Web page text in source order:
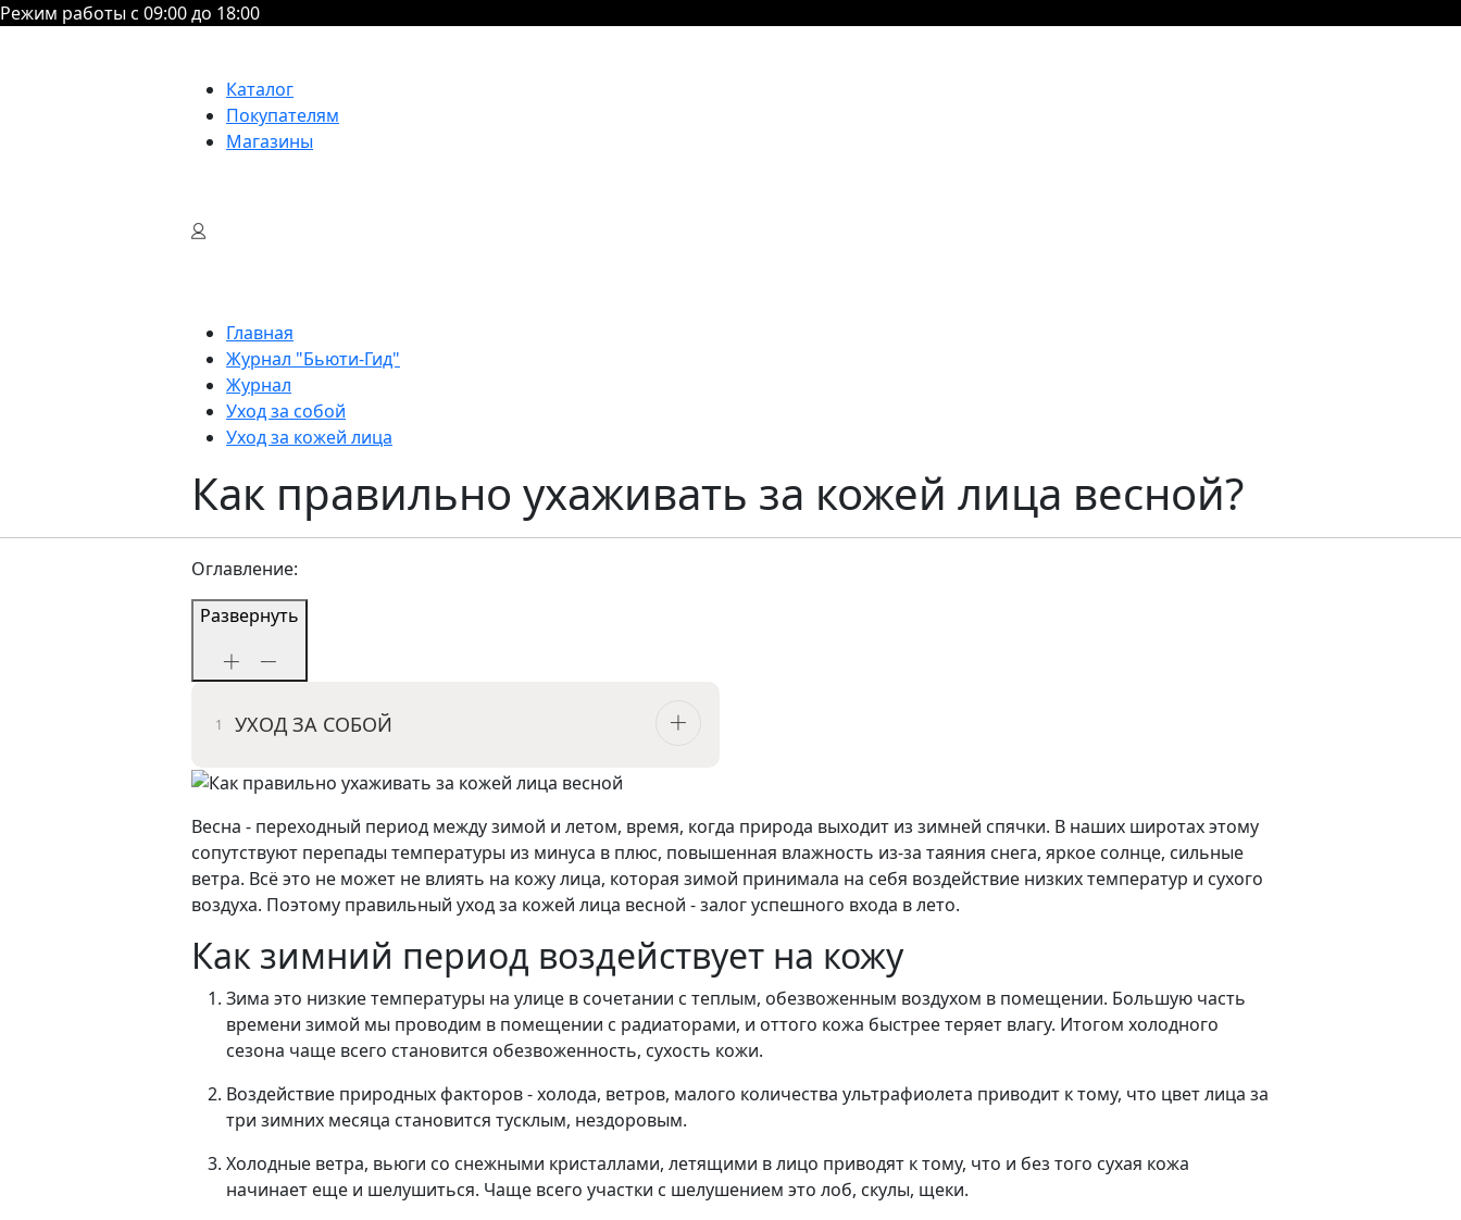
Режим работы с 09:00 до 18:00
Каталог
Покупателям
Магазины
Главная
Журнал "Бьюти-Гид"
Журнал
Уход за собой
Уход за кожей лица
Как правильно ухаживать за кожей лица весной?
Оглавление:
Развернуть
УХОД ЗА СОБОЙ
Весна - переходный период между зимой и летом, время, когда природа выходит из зимней спячки. В наших широтах этому
сопутствуют перепады температуры из минуса в плюс, повышенная влажность из-за таяния снега, яркое солнце, сильные
ветра. Всё это не может не влиять на кожу лица, которая зимой принимала на себя воздействие низких температур и сухого
воздуха. Поэтому правильный уход за кожей лица весной - залог успешного входа в лето.
Как зимний период воздействует на кожу
Зима это низкие температуры на улице в сочетании с теплым, обезвоженным воздухом в помещении. Большую часть
времени зимой мы проводим в помещении с радиаторами, и оттого кожа быстрее теряет влагу. Итогом холодного
сезона чаще всего становится обезвоженность, сухость кожи.
Воздействие природных факторов - холода, ветров, малого количества ультрафиолета приводит к тому, что цвет лица за
три зимних месяца становится тусклым, нездоровым.
Холодные ветра, вьюги со снежными кристаллами, летящими в лицо приводят к тому, что и без того сухая кожа
начинает еще и шелушиться. Чаще всего участки с шелушением это лоб, скулы, щеки.